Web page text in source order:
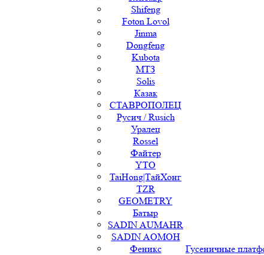
Shifeng
Foton Lovol
Jinma
Dongfeng
Kubota
МТЗ
Solis
Казак
СТАВРОПОЛЕЦ
Русич / Rusich
Уралец
Rossel
Файтер
YTO
TaiHong|ТайХонг
TZR
GEOMETRY
Батыр
SADIN AUMAHR
SADIN AOMOH
Феникс
Гусеничные